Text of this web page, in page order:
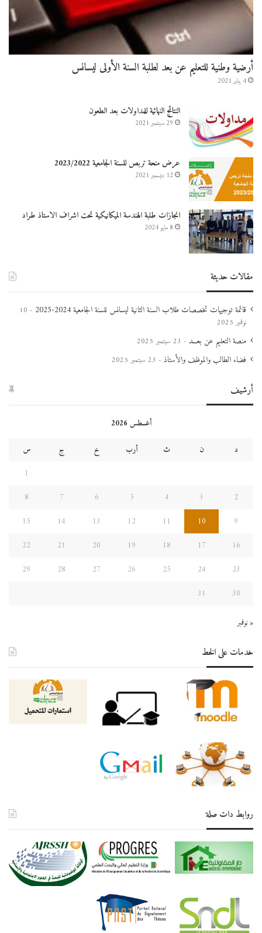
أرضية وطنية للتعليم عن بعد لطلبة السنة الأولى ليسانس
4 يناير 2021
النتائج النهائية للمداولات بعد الطعون
29 سبتمبر 2021
عرض منحة تربص للسنة الجامعية 2023/2022
12 ديسمبر 2021
انجازات طلبة الهندسة الميكانيكية تحت اشراف الاستاذ طراد
8 مايو 2024
مقالات حديثة
قائمة توجيهات تخصصات طلاب السنة الثانية ليسانس للسنة الجامعية 2024-2025
10
نوفمبر 2025
منصة التعليم عن بعـــد 23 سبتمبر 2025
فضاء الطالب والموظف والأستاذ 23 سبتمبر 2025
أرشيف
أغسطس 2026
د
ن ث أرب خ ج
س
1
2
3
4
5
6
7
8
9
10
11
12
13
14
15
16
17
18
19
20
21
22
23
24
25
26
27
28
29
30
31
« نوفمبر
خدمات على الخط
روابط دات صلة